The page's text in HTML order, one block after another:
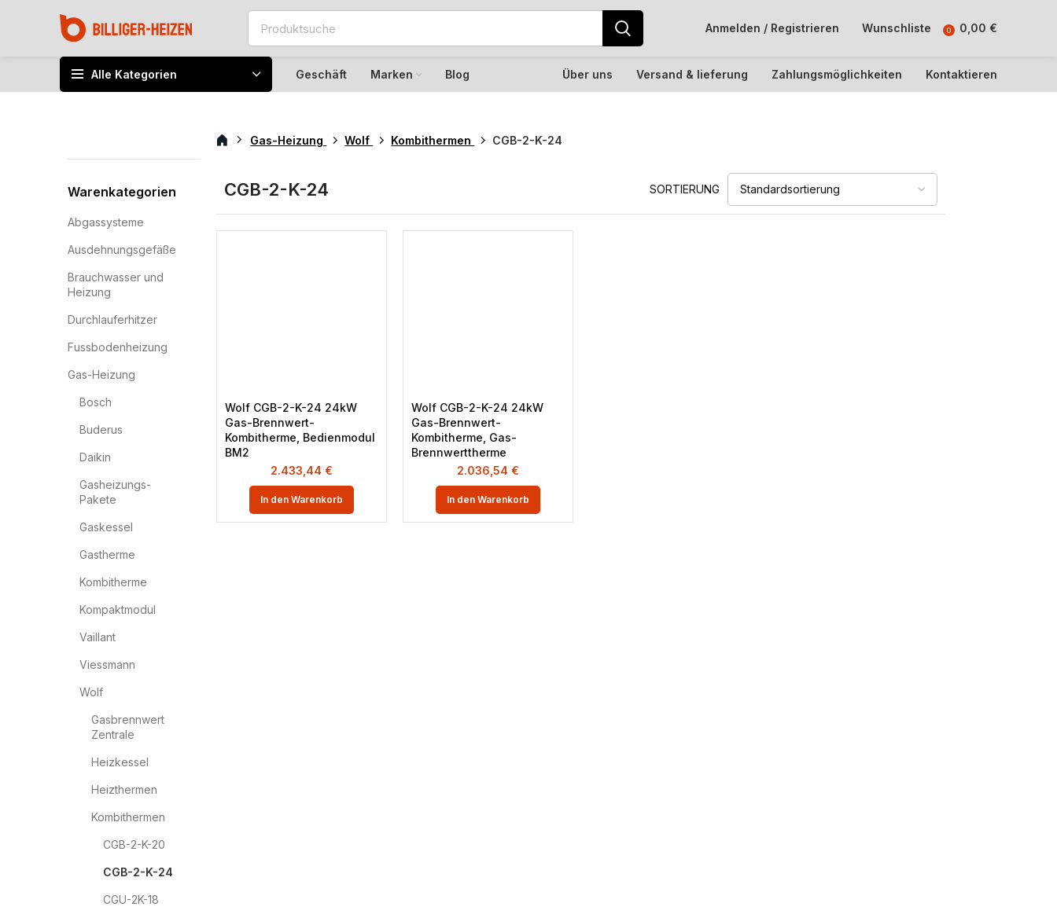
Anmelden / Registrieren Wunschliste 0 0,00 €
Alle Kategorien Geschäft Marken Blog Über uns Versand & lieferung Zahlungsmöglichkeiten Kontaktieren
Warenkategorien
Abgassysteme
Ausdehnungsgefäße
Brauchwasser und
Heizung
Durchlauferhitzer
Fussbodenheizung
Gas-Heizung
Bosch
Buderus
Daikin
Gasheizungs-
Pakete
Gaskessel
Gastherme
Kombitherme
Kompaktmodul
Vaillant
Viessmann
Wolf
Gasbrennwert
Zentrale
Heizkessel
Heizthermen
Kombithermen
CGB-2-K-20
CGB-2-K-24
CGU-2K-18
Gas-Heizung Wolf Kombithermen CGB-2-K-24
CGB-2-K-24 SORTIERUNG
Wolf CGB-2-K-24 24kW
Gas-Brennwert-
Kombitherme, Bedienmodul
BM2
2.433,44 €
In den Warenkorb
Wolf CGB-2-K-24 24kW
Gas-Brennwert-
Kombitherme, Gas-
Brennwerttherme
2.036,54 €
In den Warenkorb